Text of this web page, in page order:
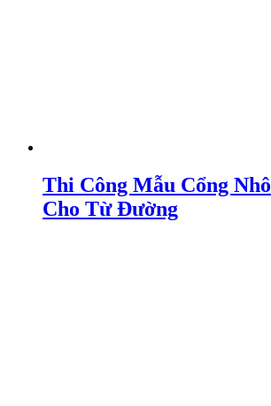
Thi Công Mẫu Cổng
Cho Từ Đường